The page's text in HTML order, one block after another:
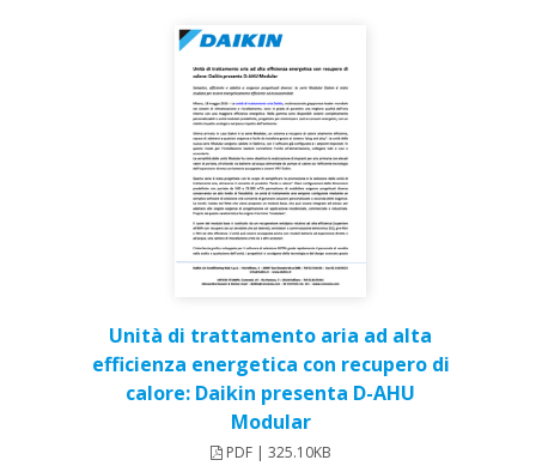
Unità di trattamento aria ad alta
efficienza energetica con recupero di
calore: Daikin presenta D-AHU
Modular
PDF | 325.10KB